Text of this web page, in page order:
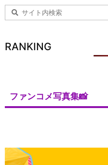
RANKING
ファンコメ写真集📸